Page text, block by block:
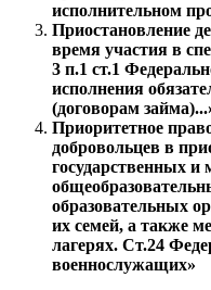
исполнительном
Приостановление
время участия в
3 п.1 ст.1
исполнения
(договорам
Приоритетное
добровольцев в
государственных
образовательных
их семей, а также
лагерях. Ст.24
военнослужащих»